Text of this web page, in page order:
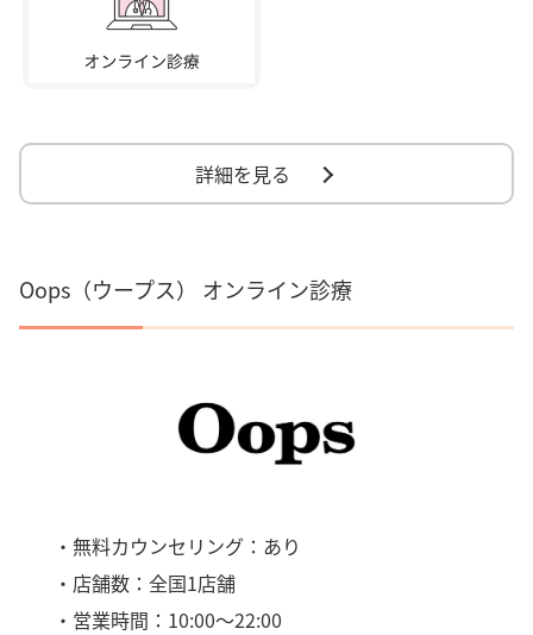
詳細を見る
Oops（ウープス） オンライン診療
・無料カウンセリング：あり
・店舗数：全国1店舗
・営業時間：10:00～22:00